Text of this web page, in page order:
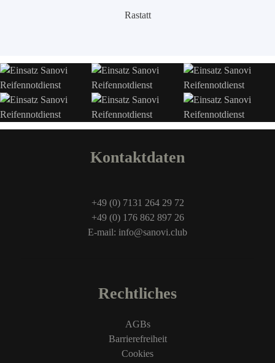
Rastatt
Kontaktdaten
+49 (0) 7131 264 29 72
+49 (0) 176 862 897 26
E-mail: info@sanovi.club
Rechtliches
AGBs
Barrierefreiheit
Cookies